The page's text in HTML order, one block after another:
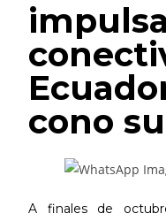
cono
A finales de